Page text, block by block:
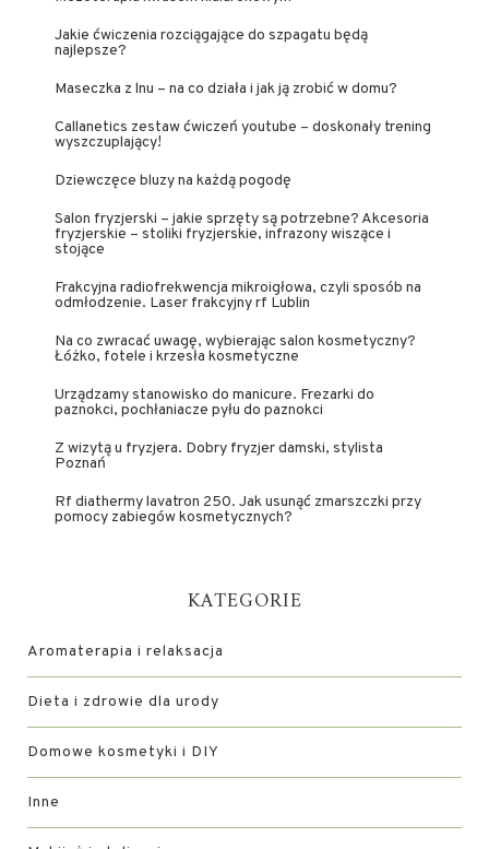
Jakie ćwiczenia rozciągające do szpagatu będą
najlepsze?
Maseczka z lnu – na co działa i jak ją zrobić w domu?
Callanetics zestaw ćwiczeń youtube – doskonały trening
wyszczuplający!
Dziewczęce bluzy na każdą pogodę
Salon fryzjerski – jakie sprzęty są potrzebne? Akcesoria
fryzjerskie – stoliki fryzjerskie, infrazony wiszące i
stojące
Frakcyjna radiofrekwencja mikroigłowa, czyli sposób na
odmłodzenie. Laser frakcyjny rf Lublin
Na co zwracać uwagę, wybierając salon kosmetyczny?
Łóżko, fotele i krzesła kosmetyczne
Urządzamy stanowisko do manicure. Frezarki do
paznokci, pochłaniacze pyłu do paznokci
Z wizytą u fryzjera. Dobry fryzjer damski, stylista
Poznań
Rf diathermy lavatron 250. Jak usunąć zmarszczki przy
pomocy zabiegów kosmetycznych?
KATEGORIE
Aromaterapia i relaksacja
Dieta i zdrowie dla urody
Domowe kosmetyki i DIY
Inne